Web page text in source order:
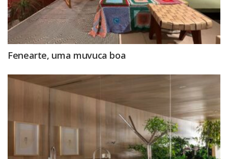
Fenearte, uma muvuca boa